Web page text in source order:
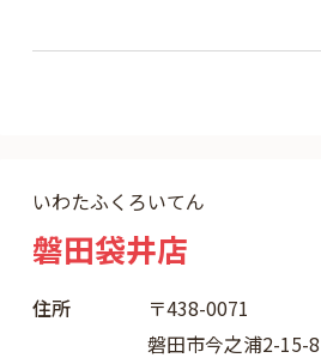
いわたふくろいてん
磐田袋井店
住所
〒438-0071
磐田市今之浦2-15-8